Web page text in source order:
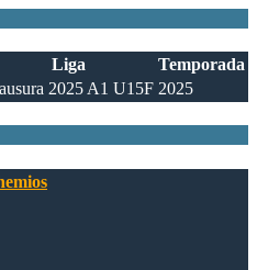
Liga
Temporada
2025 A1 U15F 2025